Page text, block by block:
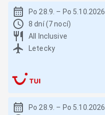
Po 28.9. – Po 5.10.2026
8 dní (7 nocí)
All Inclusive
Letecky
Po 28.9. – Po 5.10.2026